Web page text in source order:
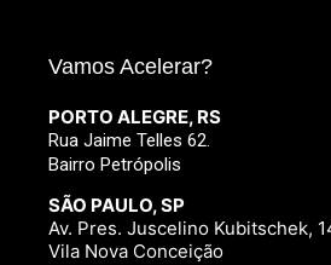
Vamos Acelerar?
PORTO ALEGRE, RS
Rua Jaime Telles 62.
Bairro Petrópolis
SÃO PAULO, SP
Av. Pres. Juscelino Kubitschek,
Vila Nova Conceição